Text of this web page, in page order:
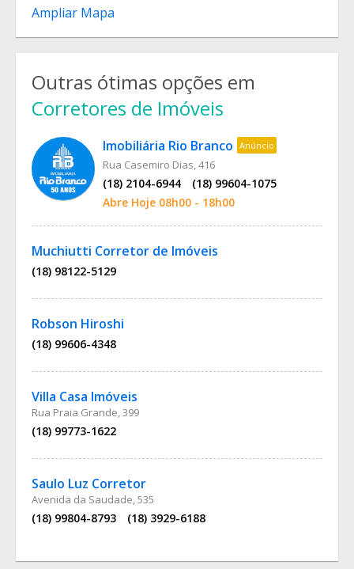
Ampliar Mapa
Outras ótimas opções em
Corretores de Imóveis
Imobiliária Rio Branco Anúncio
Rua Casemiro Dias, 416
(18) 2104-6944
(18) 99604-1075
Abre Hoje 08h00 - 18h00
Muchiutti Corretor de Imóveis
(18) 98122-5129
Robson Hiroshi
(18) 99606-4348
Villa Casa Imóveis
Rua Praia Grande, 399
(18) 99773-1622
Saulo Luz Corretor
Avenida da Saudade, 535
(18) 99804-8793 (18) 3929-6188